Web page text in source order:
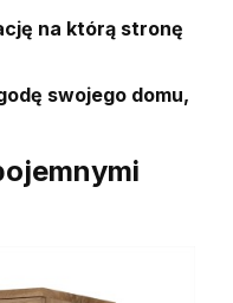
na którą stronę
swojego domu,